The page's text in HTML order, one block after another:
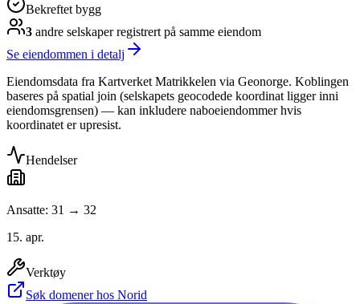
Bekreftet bygg
3 andre selskaperregistrert på samme eiendom
Se eiendommen i detalj
Eiendomsdata fra Kartverket Matrikkelen via Geonorge. Koblingen
baseres på spatial join (selskapets geocodede koordinat ligger inni
eiendomsgrensen) — kan inkludere naboeiendommer hvis
koordinatet er upresist.
Hendelser
Ansatte: 31 → 32
15. apr.
Verktøy
Søk domener hos Norid